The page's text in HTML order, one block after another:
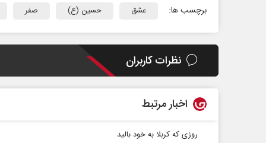
برچسب ها: عشق حسین (ع) صفر
نظرات کاربران
اخبار مرتبط
روزی که کربلا به خود بالید